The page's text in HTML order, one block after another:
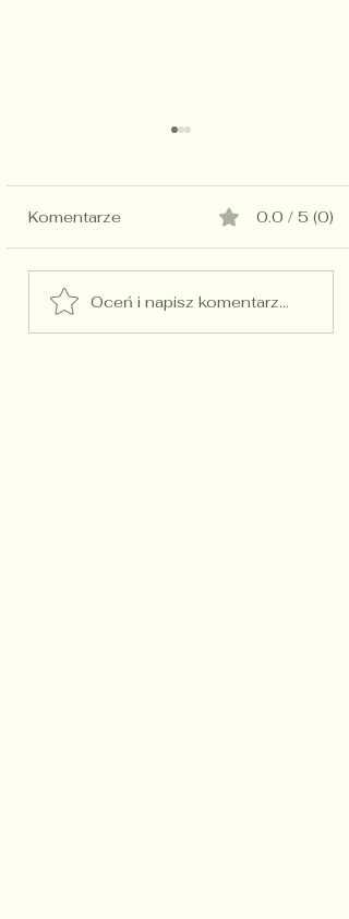
Profesjonalizm w
reportażu artystycznym
Komentarze 0.0 / 5 (0)
Oceń i napisz komentarz...